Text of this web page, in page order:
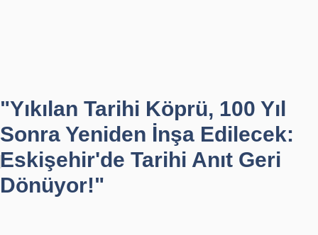
"Yıkılan Tarihi Köprü, 100 Yıl
Sonra Yeniden İnşa Edilecek:
Eskişehir'de Tarihi Anıt Geri
Dönüyor!"